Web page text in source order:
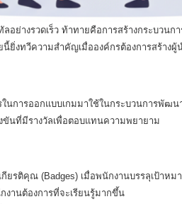
ย่างรวดเร็ว ท้าทายคือการสร้างกระบวนก
ยิ่งทวีความสำคัญเมื่อองค์กรต้องการสร้าง
ในการออกแบบเกมมาใช้ในกระบวนการพัฒ
ขันที่มีรางวัลเพื่อตอบแทนความพยายาม
กียรติคุณ (Badges) เมื่อพนักงานบรรลุเป้าห
งานต้องการที่จะเรียนรู้มากขึ้น